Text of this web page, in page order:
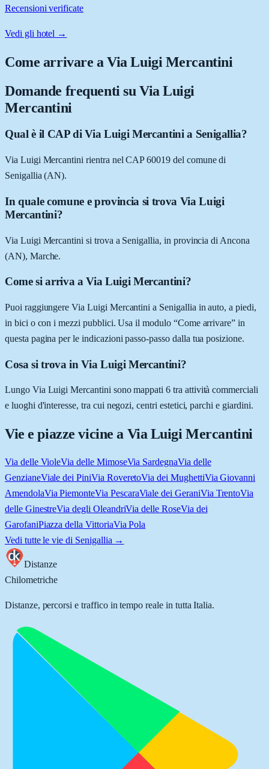
Recensioni verificate
Vedi gli hotel →
Come arrivare aVia Luigi Mercantini
Domande frequenti su Via Luigi
Mercantini
Qual è il CAP di Via Luigi Mercantini a Senigallia?
Via Luigi Mercantini rientra nel CAP 60019 del comune di
Senigallia (AN).
In quale comune e provincia si trova Via Luigi
Mercantini?
Via Luigi Mercantini si trova a Senigallia, in provincia di Ancona
(AN), Marche.
Come si arriva a Via Luigi Mercantini?
Puoi raggiungere Via Luigi Mercantini a Senigallia in auto, a piedi,
in bici o con i mezzi pubblici. Usa il modulo “Come arrivare” in
questa pagina per le indicazioni passo-passo dalla tua posizione.
Cosa si trova in Via Luigi Mercantini?
Lungo Via Luigi Mercantini sono mappati 6 tra attività commerciali
e luoghi d'interesse, tra cui negozi, centri estetici, parchi e giardini.
Vie e piazze vicine a Via Luigi Mercantini
Via delle VioleVia delle MimoseVia SardegnaVia delle
GenzianeViale dei PiniVia RoveretoVia dei MughettiVia Giovanni
AmendolaVia PiemonteVia PescaraViale dei GeraniVia TrentoVia
delle GinestreVia degli OleandriVia delle RoseVia dei
GarofaniPiazza della VittoriaVia Pola
Vedi tutte le vie di Senigallia →
Distanze
Chilometriche
Distanze, percorsi e traffico in tempo reale in tutta Italia.